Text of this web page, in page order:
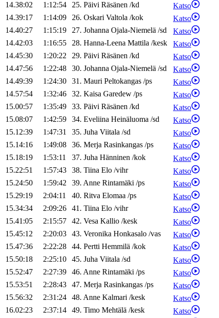
14.38:02
1:12:54 25. Päivi Räsänen /kd
Katso
14.39:17
1:14:09 26. Oskari Valtola /kok
Katso
14.40:27
1:15:19 27. Johanna Ojala-Niemelä /sd
Katso
14.42:03
1:16:55 28. Hanna-Leena Mattila /kesk
Katso
14.45:30
1:20:22 29. Päivi Räsänen /kd
Katso
14.47:56
1:22:48 30. Johanna Ojala-Niemelä /sd
Katso
14.49:39
1:24:30 31. Mauri Peltokangas /ps
Katso
14.57:54
1:32:46 32. Kaisa Garedew /ps
Katso
15.00:57
1:35:49 33. Päivi Räsänen /kd
Katso
15.08:07
1:42:59 34. Eveliina Heinäluoma /sd
Katso
15.12:39
1:47:31 35. Juha Viitala /sd
Katso
15.14:16
1:49:08 36. Merja Rasinkangas /ps
Katso
15.18:19
1:53:11 37. Juha Hänninen /kok
Katso
15.22:51
1:57:43 38. Tiina Elo /vihr
Katso
15.24:50
1:59:42 39. Anne Rintamäki /ps
Katso
15.29:19
2:04:11 40. Ritva Elomaa /ps
Katso
15.34:34
2:09:26 41. Tiina Elo /vihr
Katso
15.41:05
2:15:57 42. Vesa Kallio /kesk
Katso
15.45:12
2:20:03 43. Veronika Honkasalo /vas
Katso
15.47:36
2:22:28 44. Pertti Hemmilä /kok
Katso
15.50:18
2:25:10 45. Juha Viitala /sd
Katso
15.52:47
2:27:39 46. Anne Rintamäki /ps
Katso
15.53:51
2:28:43 47. Merja Rasinkangas /ps
Katso
15.56:32
2:31:24 48. Anne Kalmari /kesk
Katso
16.02:23
2:37:14 49. Timo Mehtälä /kesk
Katso